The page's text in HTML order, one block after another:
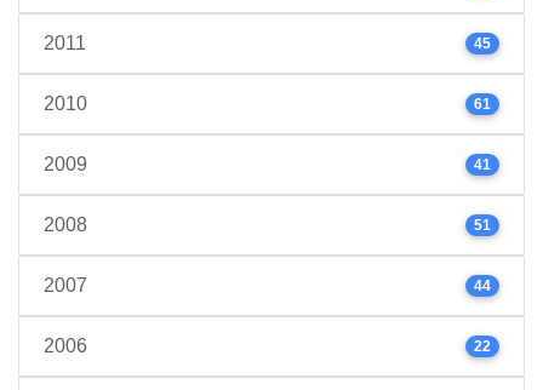
2011 45
2010 61
2009 41
2008 51
2007 44
2006 22